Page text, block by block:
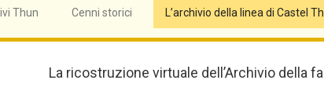
Thun Cenni storici L’archivio della linea di Castel
La ricostruzione virtuale dell’Archivio della